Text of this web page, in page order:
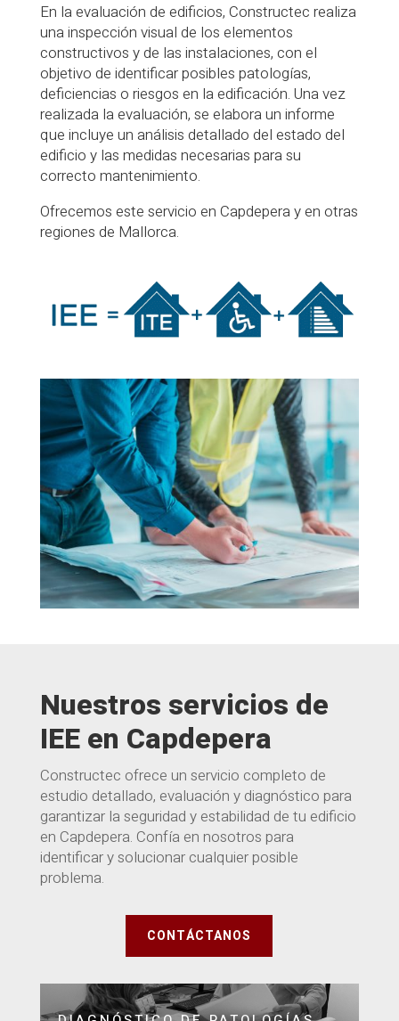
En la evaluación de edificios, Constructec realiza
una inspección visual de los elementos
constructivos y de las instalaciones, con el
objetivo de identificar posibles patologías,
deficiencias o riesgos en la edificación. Una vez
realizada la evaluación, se elabora un informe
que incluye un análisis detallado del estado del
edificio y las medidas necesarias para su
correcto mantenimiento.
Ofrecemos este servicio en Capdepera y en otras
regiones de Mallorca.
Nuestros servicios de
IEE en Capdepera
Constructec ofrece un servicio completo de
estudio detallado, evaluación y diagnóstico para
garantizar la seguridad y estabilidad de tu edificio
en Capdepera. Confía en nosotros para
identificar y solucionar cualquier posible
problema.
CONTÁCTANOS